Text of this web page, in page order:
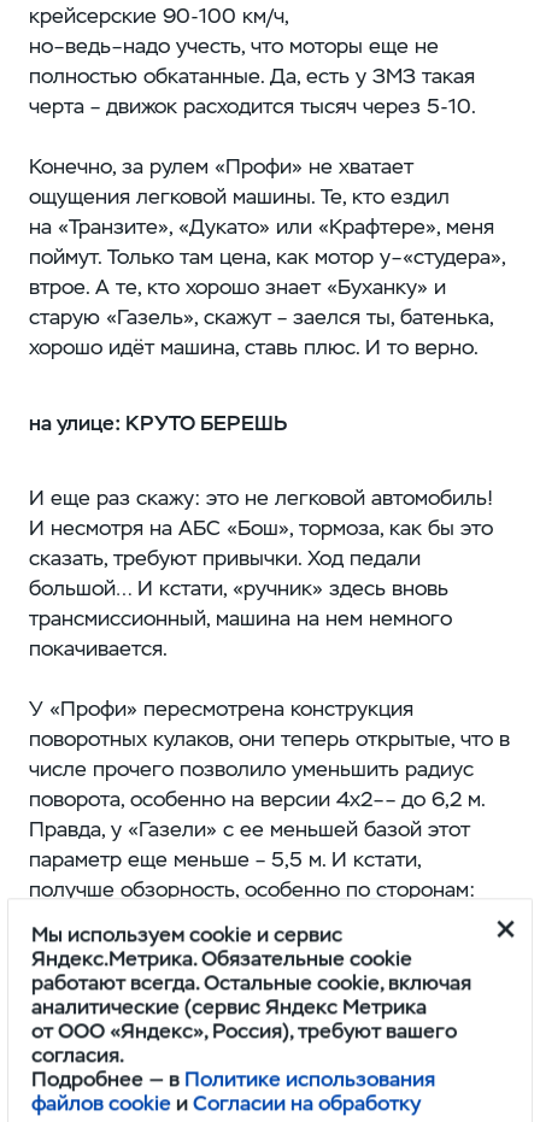
крейсерские 90-100 км/ч,
но–ведь–надо учесть, что моторы еще не
полностью обкатанные. Да, есть у ЗМЗ такая
черта – движок расходится тысяч через 5-10.
Конечно, за рулем «Профи» не хватает
ощущения легковой машины. Те, кто ездил
на «Транзите», «Дукато» или «Крафтере», меня
поймут. Только там цена, как мотор у–«студера»,
втрое. А те, кто хорошо знает «Буханку» и
старую «Газель», скажут – заелся ты, батенька,
хорошо идёт машина, ставь плюс. И то верно.
на улице: КРУТО БЕРЕШЬ
И еще раз скажу: это не легковой автомобиль!
И несмотря на АБС «Бош», тормоза, как бы это
сказать, требуют привычки. Ход педали
большой… И кстати, «ручник» здесь вновь
трансмиссионный, машина на нем немного
покачивается.
У «Профи» пересмотрена конструкция
поворотных кулаков, они теперь открытые, что в
числе прочего позволило уменьшить радиус
поворота, особенно на версии 4х2–– до 6,2 м.
Правда, у «Газели» с ее меньшей базой этот
параметр еще меньше – 5,5 м. И кстати,
получше обзорность, особенно по сторонам:
сидишь как-никак выше.
Мы используем cookie и сервис
Яндекс.Метрика. Обязательные cookie
работают всегда. Остальные cookie, включая
аналитические (сервис Яндекс Метрика
от ООО «Яндекс», Россия), требуют вашего
согласия.
Подробнее — в Политике использования
файлов cookie иСогласии на обработку